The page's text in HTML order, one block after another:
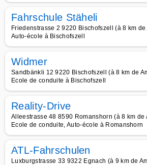
Fahrschule Stäheli
Friedenstrasse 2 9220 Bischofszell (à 8 km de
Auto-école à Bischofszell
Widmer
Sandbänkli 12 9220 Bischofszell (à 8 km de
Ecole de conduite à Bischofszell
Reality-Drive
Alleestrasse 48 8590 Romanshorn (à 8 km de
Ecole de conduite, Auto-école à Romanshorn
ATL-Fahrschulen
Luxburgstrasse 33 9322 Egnach (à 9 km de